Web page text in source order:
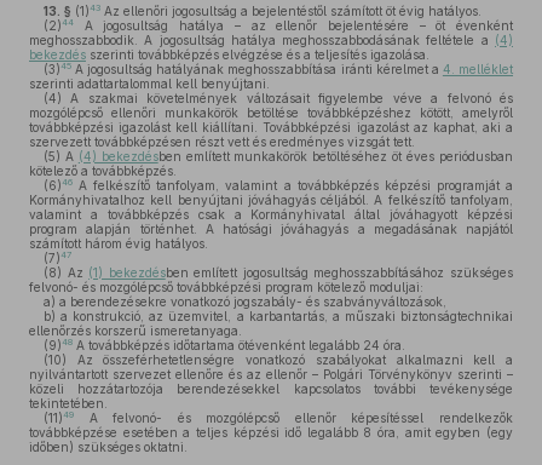
13. § (1)43 Az ellenőri jogosultság a bejelentéstől számított öt évig hatályos.
(2)44
A jogosultság hatálya – az ellenőr bejelentésére – öt évenként
meghosszabbodik. A jogosultság hatálya meghosszabbodásának feltétele a (4)
bekezdés szerinti továbbképzés elvégzése és a teljesítés igazolása.
(3)45 A jogosultság hatályának meghosszabbítása iránti kérelmet a 4. melléklet
szerinti adattartalommal kell benyújtani.
(4) A szakmai követelmények változásait figyelembe véve a felvonó és
mozgólépcső ellenőri munkakörök betöltése továbbképzéshez kötött, amelyről
továbbképzési igazolást kell kiállítani. Továbbképzési igazolást az kaphat, aki a
szervezett továbbképzésen részt vett és eredményes vizsgát tett.
(5) A (4) bekezdésben említett munkakörök betöltéséhez öt éves periódusban
kötelező a továbbképzés.
(6)46 A felkészítő tanfolyam, valamint a továbbképzés képzési programját a
Kormányhivatalhoz kell benyújtani jóváhagyás céljából. A felkészítő tanfolyam,
valamint a továbbképzés csak a Kormányhivatal által jóváhagyott képzési
program alapján történhet. A hatósági jóváhagyás a megadásának napjától
számított három évig hatályos.
(7)47
(8) Az (1) bekezdésben említett jogosultság meghosszabbításához szükséges
felvonó- és mozgólépcső továbbképzési program kötelező moduljai:
a) a berendezésekre vonatkozó jogszabály- és szabványváltozások,
b) a konstrukció, az üzemvitel, a karbantartás, a műszaki biztonságtechnikai
ellenőrzés korszerű ismeretanyaga.
(9)48 A továbbképzés időtartama ötévenként legalább 24 óra.
(10) Az összeférhetetlenségre vonatkozó szabályokat alkalmazni kell a
nyilvántartott szervezet ellenőre és az ellenőr – Polgári Törvénykönyv szerinti –
közeli hozzátartozója berendezésekkel kapcsolatos további tevékenysége
tekintetében.
(11)49
A felvonó- és mozgólépcső ellenőr képesítéssel rendelkezők
továbbképzése esetében a teljes képzési idő legalább 8 óra, amit egyben (egy
időben) szükséges oktatni.